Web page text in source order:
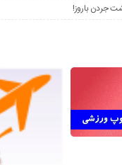
جردن باروز!